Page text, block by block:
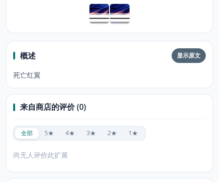
概述 显示原文
死亡红翼
来自商店的评价 (0)
全部 5★ 4★ 3★ 2★ 1★
尚无人评价此扩展